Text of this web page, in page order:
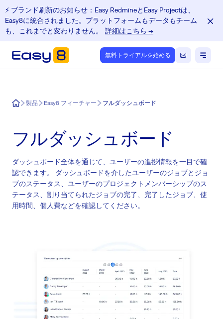
⚡️ ブランド刷新のお知らせ：Easy RedmineとEasy Projectは、
Easy8に統合されました。プラットフォームもデータもチーム
も、これまでと変わりません。
詳細はこちら →
無料トライアルを始める
Easy8製品 Easy8 フィーチャー フルダッシュボード
フルダッシュボード
ダッシュボード全体を通じて、ユーザーの進捗情報を一目で確
認できます。 ダッシュボードを介したユーザーのジョブとジョ
ブのステータス、ユーザーのプロジェクトメンバーシップのス
テータス、割り当てられたジョブの完了、完了したジョブ、使
用時間、個人費などを確認してください。